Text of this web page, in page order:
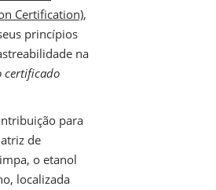
Certification),
princípios
na
certificado
para
de
o etanol
localizada